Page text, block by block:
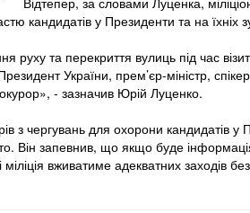
кандидатів у Президенти та на їхніх
руху та перекриття вулиць під час
України, прем’єр-міністр,
- зазначив Юрій Луценко.
з чергувань для охорони кандидатів
Він запевнив, що якщо буде
вживатиме адекватних заходів